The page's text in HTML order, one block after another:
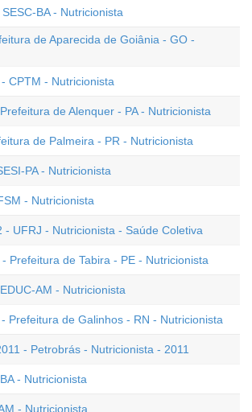
BA - Nutricionista
de Aparecida de Goiânia - GO -
CPTM - Nutricionista
de Alenquer - PA - Nutricionista
de Palmeira - PR - Nutricionista
PA - Nutricionista
- Nutricionista
- UFRJ - Nutricionista - Saúde Coletiva
Prefeitura de Tabira - PE - Nutricionista
AM - Nutricionista
Prefeitura de Galinhos - RN - Nutricionista
- Petrobrás - Nutricionista - 2011
- Nutricionista
- Nutricionista